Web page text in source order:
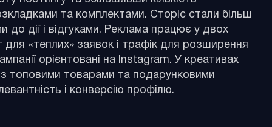
та комплектами. Сторіс стали більш
до дії і відгуками. Реклама працює у двох
для «теплих» заявок і трафік для розширення
орієнтовані на Instagram. У креативах
з топовими товарами та подарунковими
і конверсію профілю.